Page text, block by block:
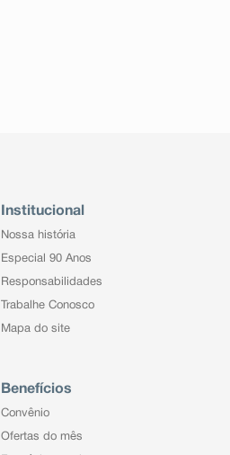
Institucional
Nossa história
Especial 90 Anos
Responsabilidades
Trabalhe Conosco
Mapa do site
Benefícios
Convênio
Ofertas do mês